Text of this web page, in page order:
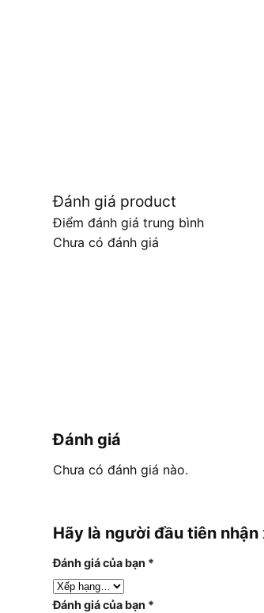
Đánh giá product
Điểm đánh giá trung bình
Chưa có đánh giá
Đánh giá
Chưa có đánh giá nào.
Hãy là người đầu tiên
Đánh giá của bạn *
Đánh giá của bạn *